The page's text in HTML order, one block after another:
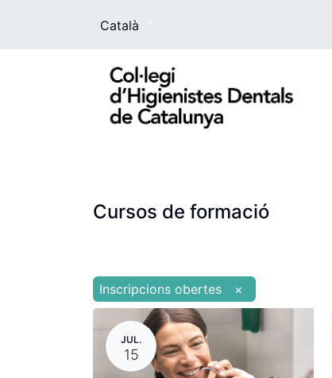
Català
Cursos de formació
Inscripcions obertes ×
JUL.
15